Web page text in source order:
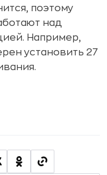
поэтому
над
Например,
установить 27